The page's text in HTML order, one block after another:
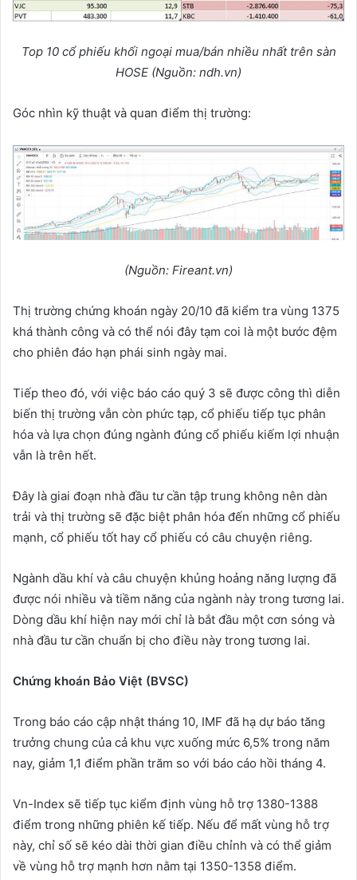
Top 10 cổ phiếu khối ngoại mua/bán nhiều nhất trên sàn
HOSE (Nguồn: ndh.vn)
Góc nhìn kỹ thuật và quan điểm thị trường:
(Nguồn: Fireant.vn)
Thị trường chứng khoán ngày 20/10 đã kiểm tra vùng 1375
khá thành công và có thể nói đây tạm coi là một bước đệm
cho phiên đáo hạn phái sinh ngày mai.
Tiếp theo đó, với việc báo cáo quý 3 sẽ được công thì diễn
biến thị trường vẫn còn phức tạp, cổ phiếu tiếp tục phân
hóa và lựa chọn đúng ngành đúng cổ phiếu kiếm lợi nhuận
vẫn là trên hết.
Đây là giai đoạn nhà đầu tư cần tập trung không nên dàn
trải và thị trường sẽ đặc biệt phân hóa đến những cổ phiếu
mạnh, cổ phiếu tốt hay cổ phiếu có câu chuyện riêng.
Ngành dầu khí và câu chuyện khủng hoảng năng lượng đã
được nói nhiều và tiềm năng của ngành này trong tương lai.
Dòng dầu khí hiện nay mới chỉ là bắt đầu một cơn sóng và
nhà đầu tư cần chuẩn bị cho điều này trong tương lai.
Chứng khoán Bảo Việt (BVSC)
Trong báo cáo cập nhật tháng 10, IMF đã hạ dự báo tăng
trưởng chung của cả khu vực xuống mức 6,5% trong năm
nay, giảm 1,1 điểm phần trăm so với báo cáo hồi tháng 4.
Vn-Index sẽ tiếp tục kiểm định vùng hỗ trợ 1380-1388
điểm trong những phiên kế tiếp. Nếu để mất vùng hỗ trợ
này, chỉ số sẽ kéo dài thời gian điều chỉnh và có thể giảm
về vùng hỗ trợ mạnh hơn nằm tại 1350-1358 điểm.